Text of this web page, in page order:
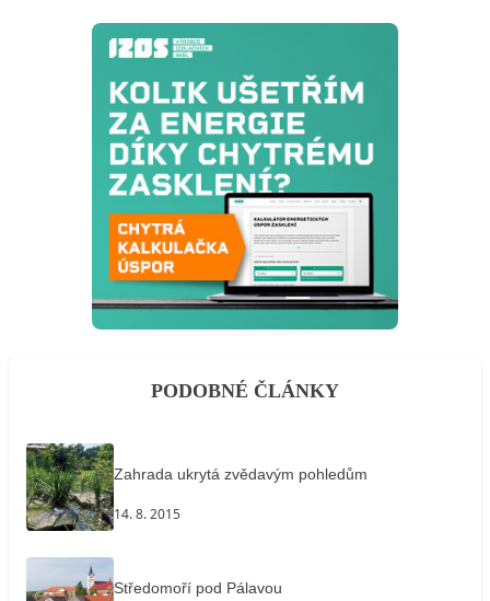
PODOBNÉ ČLÁNKY
Zahrada ukrytá zvědavým pohledům
14. 8. 2015
Středomoří pod Pálavou